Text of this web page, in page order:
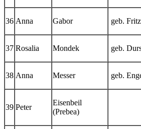
36 Anna Gabor geb. Fritz
37 Rosalia Mondek geb.
38 Anna Messer geb.
39 Peter
Eisenbeil
(Prebea)